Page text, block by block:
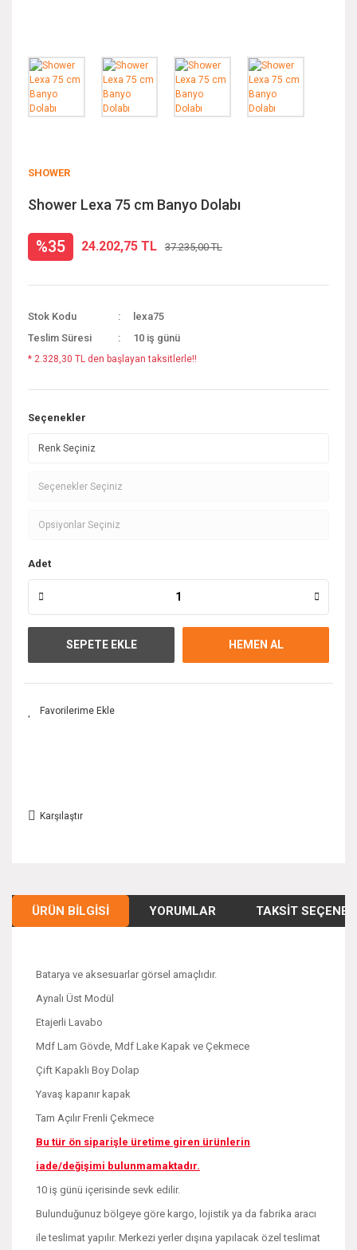
SHOWER
Shower Lexa 75 cm Banyo Dolabı
%35 24.202,75 TL 37.235,00 TL
Stok Kodu
lexa75
Teslim Süresi
10 iş günü
* 2.328,30 TL den başlayan taksitlerle!!
Seçenekler
Adet
SEPETE EKLE HEMEN AL
Karşılaştır
ÜRÜN BILGISI YORUMLAR TAKSIT
Batarya ve aksesuarlar görsel amaçlıdır.
Aynalı Üst Modül
Etajerli Lavabo
Mdf Lam Gövde, Mdf Lake Kapak ve Çekmece
Çift Kapaklı Boy Dolap
Yavaş kapanır kapak
Tam Açılır Frenli Çekmece
Bu tür ön siparişle üretime giren ürünlerin
iade/değişimi bulunmamaktadır.
10 iş günü içerisinde sevk edilir.
Bulunduğunuz bölgeye göre kargo, lojistik ya da fabrika aracı
ile teslimat yapılır. Merkezi yerler dışına yapılacak özel teslimat